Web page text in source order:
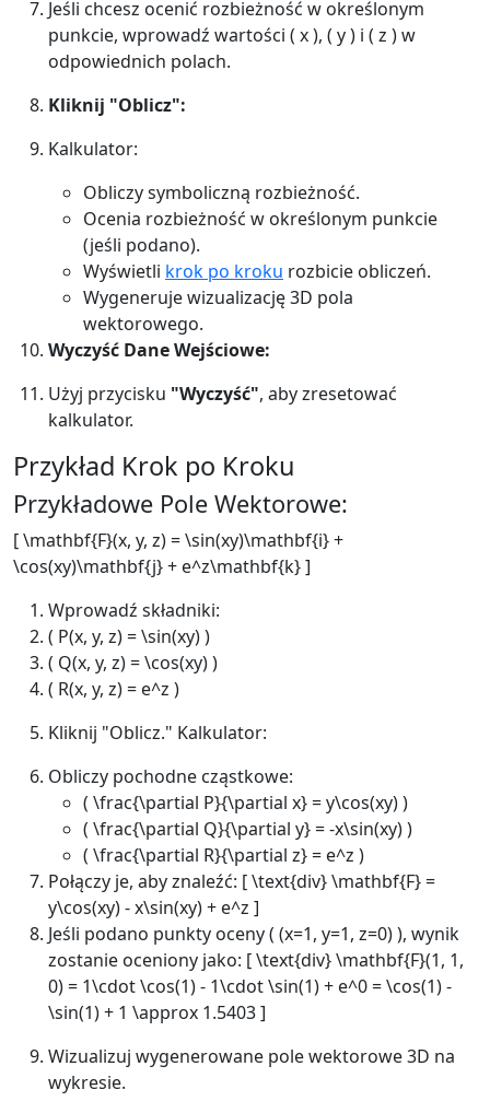
Jeśli chcesz ocenić rozbieżność w określonym
punkcie, wprowadź wartości ( x ), ( y ) i ( z ) w
odpowiednich polach.
Kliknij "Oblicz":
Kalkulator:
Obliczy symboliczną rozbieżność.
Ocenia rozbieżność w określonym punkcie
(jeśli podano).
Wyświetli krok po kroku rozbicie obliczeń.
Wygeneruje wizualizację 3D pola
wektorowego.
Wyczyść Dane Wejściowe:
Użyj przycisku "Wyczyść", aby zresetować
kalkulator.
Przykład Krok po Kroku
Przykładowe Pole Wektorowe:
[ \mathbf{F}(x, y, z) = \sin(xy)\mathbf{i} +
\cos(xy)\mathbf{j} + e^z\mathbf{k} ]
Wprowadź składniki:
( P(x, y, z) = \sin(xy) )
( Q(x, y, z) = \cos(xy) )
( R(x, y, z) = e^z )
Kliknij "Oblicz." Kalkulator:
Obliczy pochodne cząstkowe:
( \frac{\partial P}{\partial x} = y\cos(xy) )
( \frac{\partial Q}{\partial y} = -x\sin(xy) )
( \frac{\partial R}{\partial z} = e^z )
Połączy je, aby znaleźć: [ \text{div} \mathbf{F} =
y\cos(xy) - x\sin(xy) + e^z ]
Jeśli podano punkty oceny ( (x=1, y=1, z=0) ), wynik
zostanie oceniony jako: [ \text{div} \mathbf{F}(1, 1,
0) = 1\cdot \cos(1) - 1\cdot \sin(1) + e^0 = \cos(1) -
\sin(1) + 1 \approx 1.5403 ]
Wizualizuj wygenerowane pole wektorowe 3D na
wykresie.